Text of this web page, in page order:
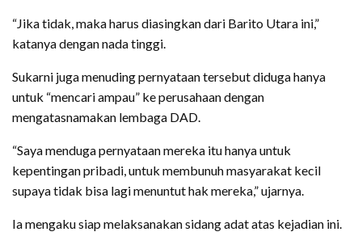
“Jika tidak, maka harus diasingkan dari Barito Utara ini,”
katanya dengan nada tinggi.
Sukarni juga menuding pernyataan tersebut diduga hanya
untuk “mencari ampau” ke perusahaan dengan
mengatasnamakan lembaga DAD.
“Saya menduga pernyataan mereka itu hanya untuk
kepentingan pribadi, untuk membunuh masyarakat kecil
supaya tidak bisa lagi menuntut hak mereka,” ujarnya.
Ia mengaku siap melaksanakan sidang adat atas kejadian ini.